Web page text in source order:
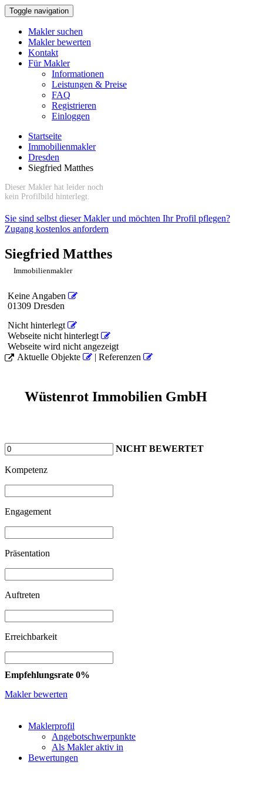
Toggle navigation
Makler suchen
Makler bewerten
Kontakt
Für Makler
Informationen
Leistungen & Preise
FAQ
Registrieren
Einloggen
Startseite
Immobilienmakler
Dresden
Siegfried Matthes
Dieser Makler hat leider noch
kein Profilbild hinterlegt.
Sie sind selbst dieser Makler und möchten Ihr Profil pflegen?
Zugang kostenlos anfordern
Siegfried Matthes
Immobilienmakler
Keine Angaben
01309 Dresden
Nicht hinterlegt
Webseite nicht hinterlegt
Webseite wird nicht angezeigt
Aktuelle Objekte
| Referenzen
Wüstenrot Immobilien GmbH
NICHT BEWERTET
Kompetenz
Engagement
Präsentation
Auftreten
Erreichbarkeit
Empfehlungsrate 0%
Makler bewerten
Maklerprofil
Angebotschwerpunkte
Als Makler aktiv in
Bewertungen